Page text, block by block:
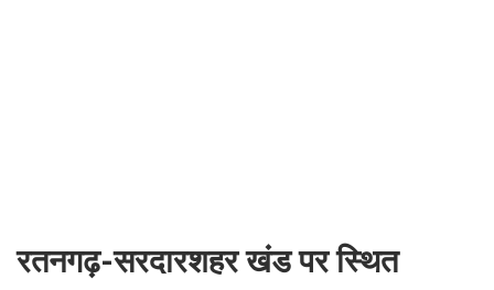
रतनगढ़-सरदारशहर खंड पर स्थित